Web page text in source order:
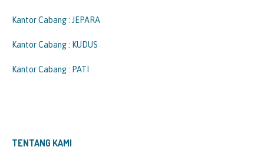
Kantor Cabang : JEPARA
Kantor Cabang : KUDUS
Kantor Cabang : PATI
TENTANG KAMI